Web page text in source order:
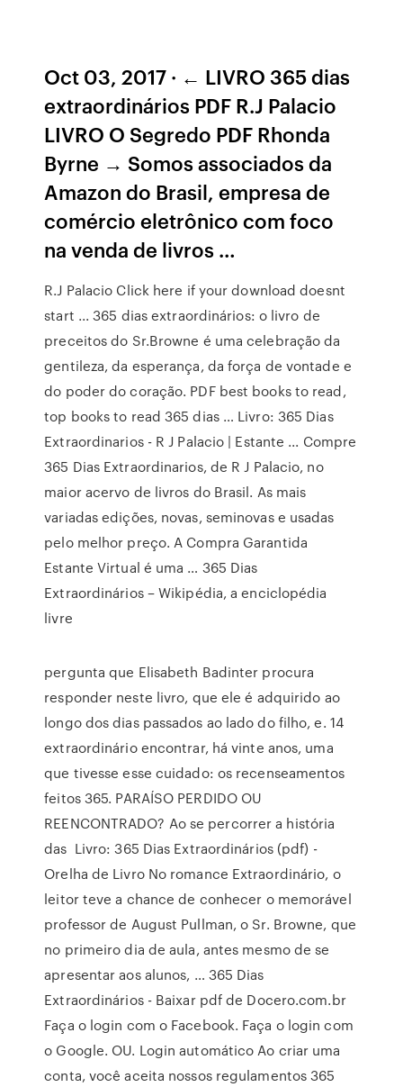
Oct 03, 2017 · ← LIVRO 365 dias
extraordinários PDF R.J Palacio
LIVRO O Segredo PDF Rhonda
Byrne → Somos associados da
Amazon do Brasil, empresa de
comércio eletrônico com foco
na venda de livros …
R.J Palacio Click here if your download doesnt
start ... 365 dias extraordinários: o livro de
preceitos do Sr.Browne é uma celebração da
gentileza, da esperança, da força de vontade e
do poder do coração. PDF best books to read,
top books to read 365 dias … Livro: 365 Dias
Extraordinarios - R J Palacio | Estante ... Compre
365 Dias Extraordinarios, de R J Palacio, no
maior acervo de livros do Brasil. As mais
variadas edições, novas, seminovas e usadas
pelo melhor preço. A Compra Garantida
Estante Virtual é uma … 365 Dias
Extraordinários – Wikipédia, a enciclopédia
livre
pergunta que Elisabeth Badinter procura
responder neste livro, que ele é adquirido ao
longo dos dias passados ao lado do filho, e. 14
extraordinário encontrar, há vinte anos, uma
que tivesse esse cuidado: os recenseamentos
feitos 365. PARAÍSO PERDIDO OU
REENCONTRADO? Ao se percorrer a história
das Livro: 365 Dias Extraordinários (pdf) -
Orelha de Livro No romance Extraordinário, o
leitor teve a chance de conhecer o memorável
professor de August Pullman, o Sr. Browne, que
no primeiro dia de aula, antes mesmo de se
apresentar aos alunos, … 365 Dias
Extraordinários - Baixar pdf de Docero.com.br
Faça o login com o Facebook. Faça o login com
o Google. OU. Login automático Ao criar uma
conta, você aceita nossos regulamentos 365